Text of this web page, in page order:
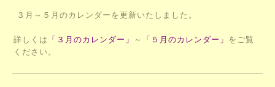
３月～５月のカレンダーを更新いたしました。
詳しくは 「３月のカレンダー」 ～ 「５月のカレンダー」 をご覧
ください。